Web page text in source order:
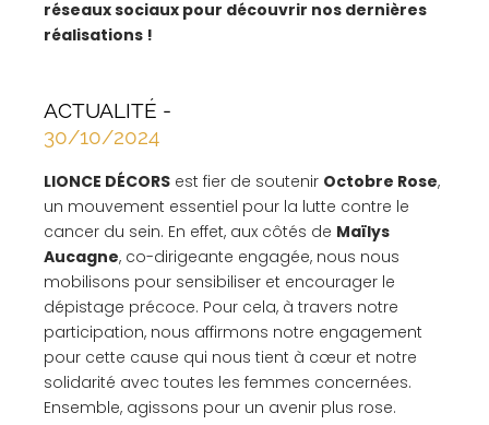
réseaux sociaux pour découvrir nos dernières
réalisations !
ACTUALITÉ -
30/10/2024
LIONCE DÉCORS est fier de soutenir Octobre Rose,
un mouvement essentiel pour la lutte contre le
cancer du sein. En effet, aux côtés de Maïlys
Aucagne, co-dirigeante engagée, nous nous
mobilisons pour sensibiliser et encourager le
dépistage précoce. Pour cela, à travers notre
participation, nous affirmons notre engagement
pour cette cause qui nous tient à cœur et notre
solidarité avec toutes les femmes concernées.
Ensemble, agissons pour un avenir plus rose.